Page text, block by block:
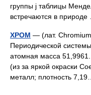
группы j таблицы
встречаются в
ХРОМ — (лат.
Периодической
атомная масса 51,9961.
(из за яркой окраски
металл; плотность